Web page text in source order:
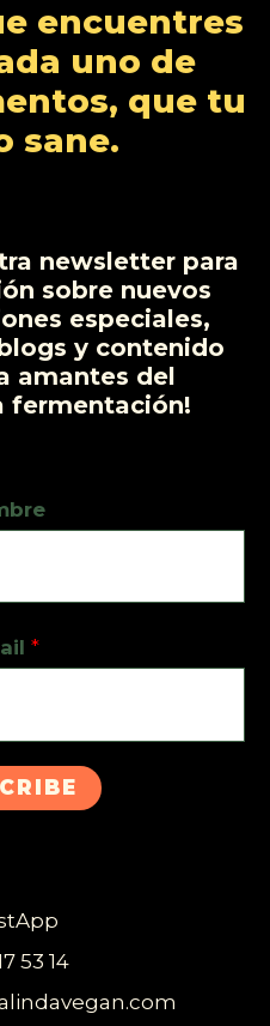
encuentres
uno de
que tu
sane.
newsletter para
sobre nuevos
especiales,
y contenido
amantes del
fermentación!
*
53 14